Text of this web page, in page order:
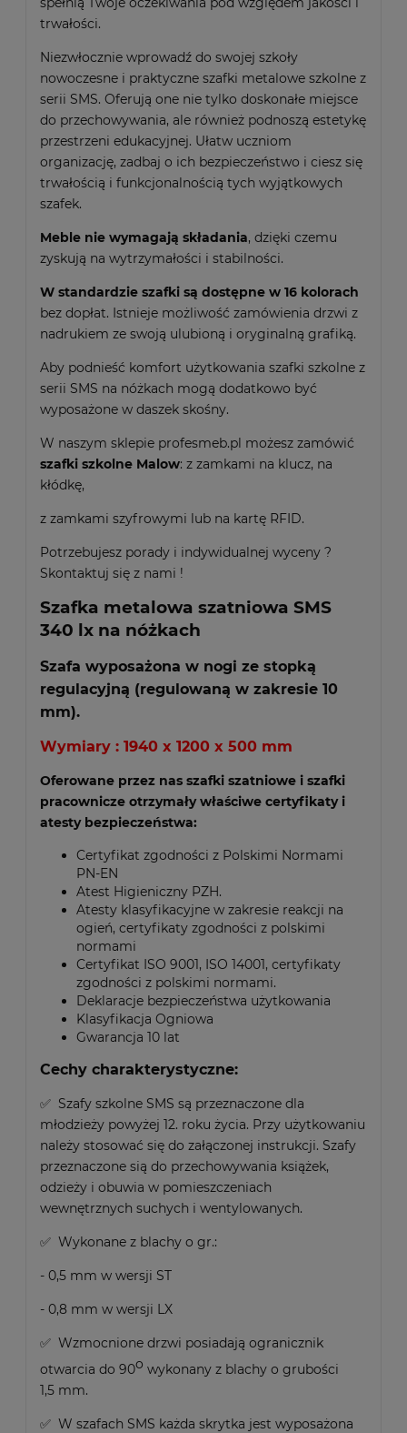
trwałości.
Niezwłocznie wprowadź do swojej szkoły
nowoczesne i praktyczne szafki metalowe szkolne z
serii SMS. Oferują one nie tylko doskonałe miejsce
do przechowywania, ale również podnoszą estetykę
przestrzeni edukacyjnej. Ułatw uczniom
organizację, zadbaj o ich bezpieczeństwo i ciesz się
trwałością i funkcjonalnością tych wyjątkowych
szafek.
Meble nie wymagają składania, dzięki czemu
zyskują na wytrzymałości i stabilności.
W standardzie szafki są dostępne w 16 kolorach
bez dopłat. Istnieje możliwość zamówienia drzwi z
nadrukiem ze swoją ulubioną i oryginalną grafiką.
Aby podnieść komfort użytkowania szafki szkolne z
serii SMS na nóżkach mogą dodatkowo być
wyposażone w daszek skośny.
W naszym sklepie profesmeb.pl możesz zamówić
szafki szkolne Malow: z zamkami na klucz, na
kłódkę,
z zamkami szyfrowymi lub na kartę RFID.
Potrzebujesz porady i indywidualnej wyceny ?
Skontaktuj się z nami !
Szafka metalowa szatniowa SMS
340 lx na nóżkach
Szafa wyposażona w nogi ze stopką
regulacyjną (regulowaną w zakresie 10
mm).
Wymiary : 1940 x 1200 x 500 mm
Oferowane przez nas szafki szatniowe i szafki
pracownicze otrzymały właściwe certyfikaty i
atesty bezpieczeństwa:
Certyfikat zgodności z Polskimi Normami
PN-EN
Atest Higieniczny PZH.
Atesty klasyfikacyjne w zakresie reakcji na
ogień, certyfikaty zgodności z polskimi
normami
Certyfikat ISO 9001, ISO 14001, certyfikaty
zgodności z polskimi normami.
Deklaracje bezpieczeństwa użytkowania
Klasyfikacja Ogniowa
Gwarancja 10 lat
Cechy charakterystyczne:
✅ Szafy szkolne SMS są przeznaczone dla
młodzieży powyżej 12. roku życia. Przy użytkowaniu
należy stosować się do załączonej instrukcji. Szafy
przeznaczone sią do przechowywania książek,
odzieży i obuwia w pomieszczeniach
wewnętrznych suchych i wentylowanych.
✅ Wykonane z blachy o gr.:
- 0,5 mm w wersji ST
- 0,8 mm w wersji LX
✅ Wzmocnione drzwi posiadają ogranicznik
otwarcia do 90o wykonany z blachy o grubości
1,5 mm.
✅ W szafach SMS każda skrytka jest wyposażona